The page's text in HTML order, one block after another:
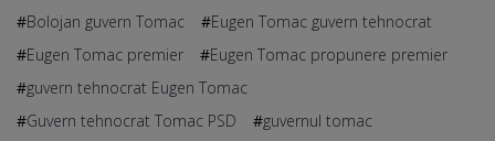
Bolojan guvern Tomac
Eugen Tomac guvern tehnocrat
Eugen Tomac premier
Eugen Tomac propunere premier
guvern tehnocrat Eugen Tomac
Guvern tehnocrat Tomac PSD
guvernul tomac